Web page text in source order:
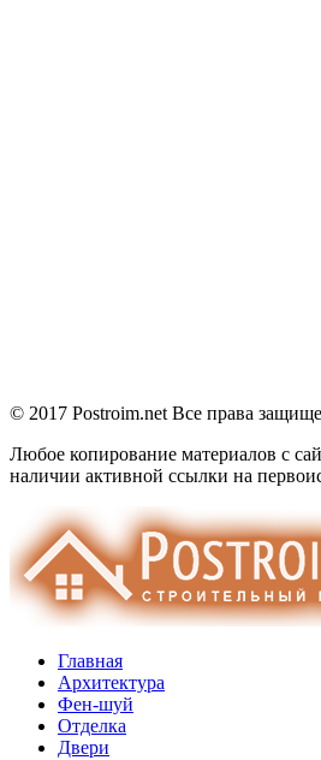
© 2017 Postroim.net Все права
Любое копирование материалов с
наличии активной ссылки на
Главная
Архитектура
Фен-шуй
Отделка
Двери